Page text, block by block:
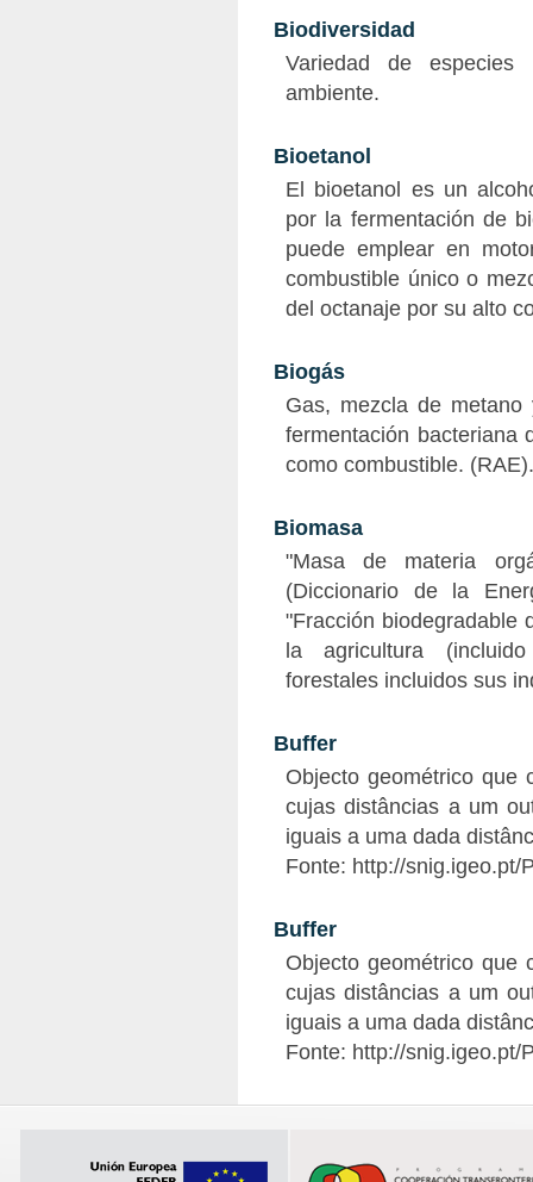
Biodiversidad
Variedad de
ambiente.
Bioetanol
El bioetanol es un
por la fermentación de
puede emplear en
combustible único o
del octanaje por su alto
Biogás
Gas, mezcla de
fermentación bacteriana
como combustible. (RAE).
Biomasa
"Masa de materia
(Diccionario de la
"Fracción biodegradable
la agricultura
forestales incluidos sus
Buffer
Objecto geométrico que
cujas distâncias a um
iguais a uma dada
Fonte: http://snig.igeo.pt/
Buffer
Objecto geométrico que
cujas distâncias a um
iguais a uma dada
Fonte: http://snig.igeo.pt/